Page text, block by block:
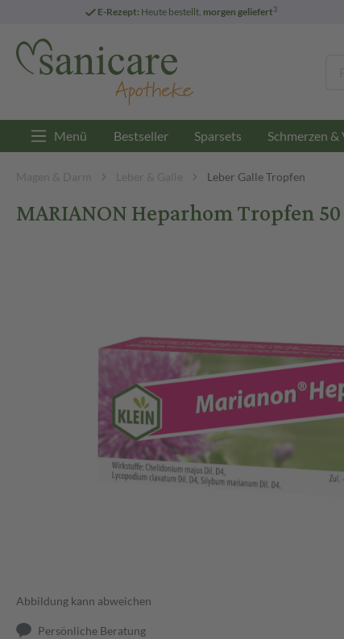
E-Rezept: Heute bestellt, morgen geliefert3
Menü Bestseller Sparsets Schmerzen
Magen & Darm Leber & Galle Leber Galle Tropfen
MARIANON Heparhom Tropfen
Abbildung kann abweichen
Persönliche Beratung